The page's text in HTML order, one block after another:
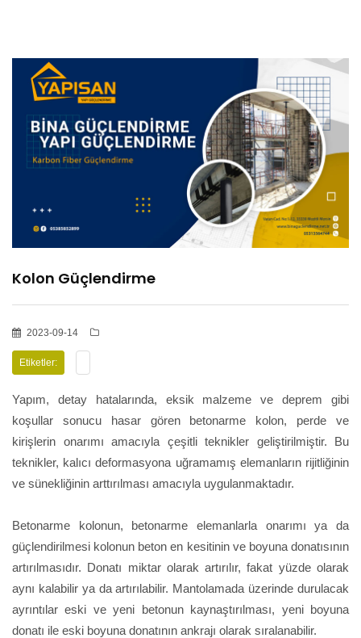
HİZMETLER
BÖLGELER
OSMANİYE
BLOG
Kolon Güçlendirme
2023-09-14
Etiketler:
Yapım, detay hatalarında, eksik malzeme ve deprem gibi
koşullar sonucu hasar gören betonarme kolon, perde ve
kirişlerin onarımı amacıyla çeşitli teknikler geliştirilmiştir. Bu
teknikler, kalıcı deformasyona uğramamış elemanların rijitliğinin
ve sünekliğinin arttırılması amacıyla uygulanmaktadır.
Betonarme kolonun, betonarme elemanlarla onarımı ya da
güçlendirilmesi kolonun beton en kesitinin ve boyuna donatısının
artırılmasıdır. Donatı miktar olarak artırılır, fakat yüzde olarak
aynı kalabilir ya da artırılabilir. Mantolamada üzerinde durulacak
ayrıntılar eski ve yeni betonun kaynaştırılması, yeni boyuna
donatı ile eski boyuna donatının ankrajı olarak sıralanabilir.